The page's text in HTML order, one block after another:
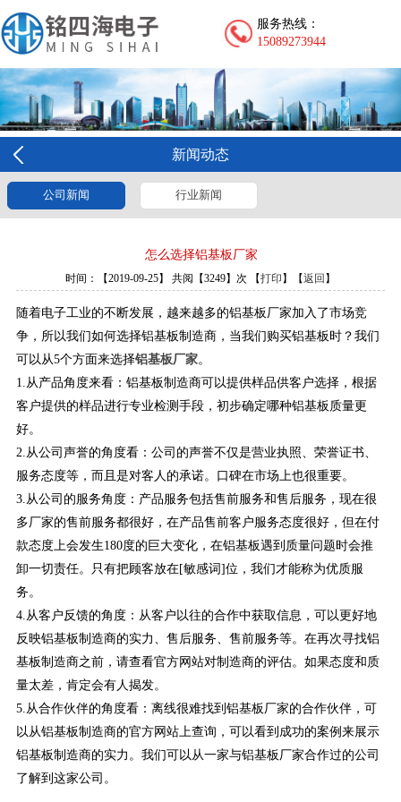
服务热线：
15089273944
新闻动态
公司新闻 行业新闻
怎么选择铝基板厂家
时间：【2019-09-25】 共阅【3249】次 【打印】【返回】
随着电子工业的不断发展，越来越多的铝基板厂家加入了市场竞
争，所以我们如何选择铝基板制造商，当我们购买铝基板时？我们
可以从5个方面来选择铝基板厂家。
1.从产品角度来看：铝基板制造商可以提供样品供客户选择，根据
客户提供的样品进行专业检测手段，初步确定哪种铝基板质量更
好。
2.从公司声誉的角度看：公司的声誉不仅是营业执照、荣誉证书、
服务态度等，而且是对客人的承诺。口碑在市场上也很重要。
3.从公司的服务角度：产品服务包括售前服务和售后服务，现在很
多厂家的售前服务都很好，在产品售前客户服务态度很好，但在付
款态度上会发生180度的巨大变化，在铝基板遇到质量问题时会推
卸一切责任。只有把顾客放在[敏感词]位，我们才能称为优质服
务。
4.从客户反馈的角度：从客户以往的合作中获取信息，可以更好地
反映铝基板制造商的实力、售后服务、售前服务等。在再次寻找铝
基板制造商之前，请查看官方网站对制造商的评估。如果态度和质
量太差，肯定会有人揭发。
5.从合作伙伴的角度看：离线很难找到铝基板厂家的合作伙伴，可
以从铝基板制造商的官方网站上查询，可以看到成功的案例来展示
铝基板制造商的实力。我们可以从一家与铝基板厂家合作过的公司
了解到这家公司。